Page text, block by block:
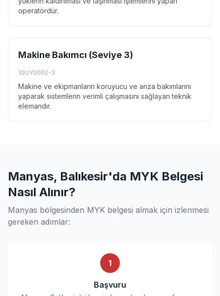
operatördür.
Makine Bakımcı (Seviye 3)
10UY0002-3
Makine ve ekipmanların koruyucu ve arıza bakımlarını
yaparak sistemlerin verimli çalışmasını sağlayan teknik
elemandır.
Manyas, Balıkesir'da MYK Belgesi
Nasıl Alınır?
Manyas bölgesinden MYK belgesi almak için izlenmesi
gereken adımlar:
1
Başvuru